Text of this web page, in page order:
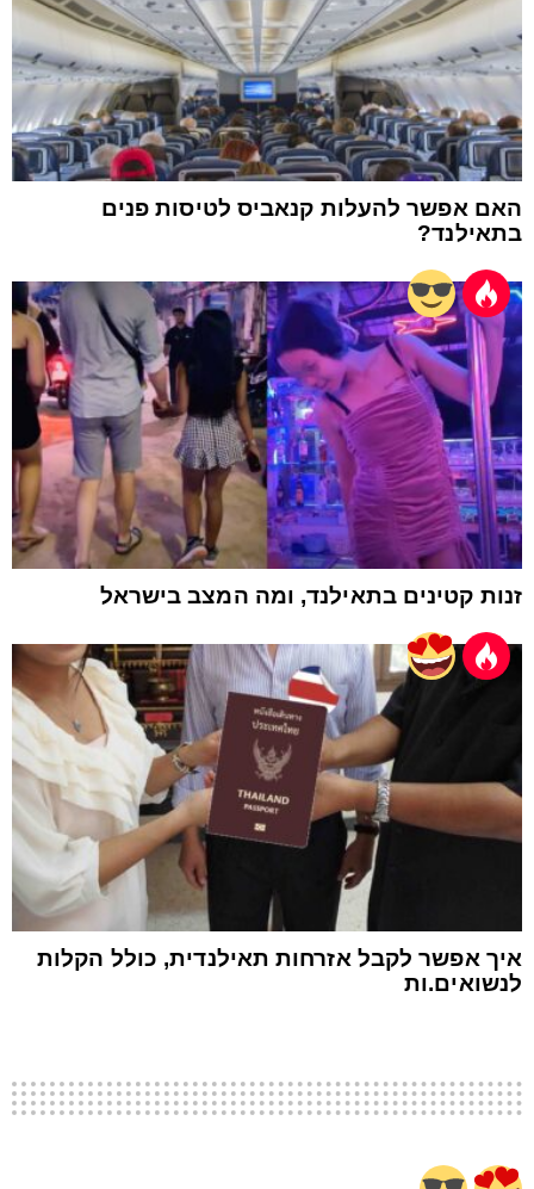
האם אפשר להעלות קנאביס לטיסות פנים
בתאילנד?
זנות קטינים בתאילנד, ומה המצב בישראל
איך אפשר לקבל אזרחות תאילנדית, כולל הקלות
לנשואים.ות